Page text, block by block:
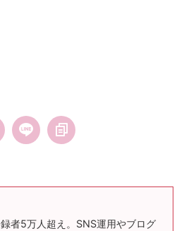
者5万人超え。SNS運用やブログ